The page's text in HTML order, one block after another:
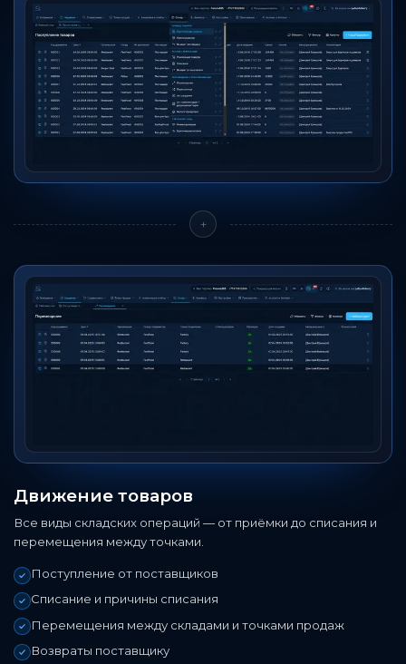
+
Движение товаров
Все виды складских операций — от приёмки до списания и
перемещения между точками.
Поступление от поставщиков
Списание и причины списания
Перемещения между складами и точками продаж
Возвраты поставщику